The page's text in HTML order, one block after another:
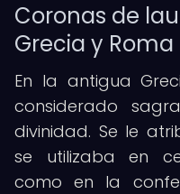
Coronas de
Grecia y Roma
En la antigua
considerado
divinidad. Se le
se utilizaba en
como en la